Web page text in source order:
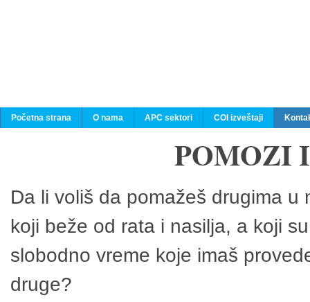
Početna strana O nama APC sektori COI izveštaji
POMOZI
Da li voliš da pomažeš drugima
koji beže od rata i nasilja, a koji
slobodno vreme koje imaš
druge?